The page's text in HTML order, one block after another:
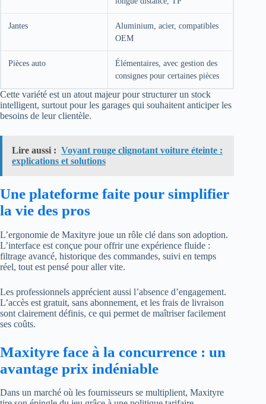
Jantes
Aluminium, acier, compatibles
OEM
Pièces auto
Élémentaires, avec gestion des
consignes pour certaines pièces
Cette variété est un atout majeur pour structurer un stock
intelligent, surtout pour les garages qui souhaitent anticiper les
besoins de leur clientèle.
Lire aussi : Voyant rouge clignotant voiture éteinte :
explications et solutions
Une plateforme faite pour simplifier
la vie des pros
L’ergonomie de Maxityre joue un rôle clé dans son adoption.
L’interface est conçue pour offrir une expérience fluide :
filtrage avancé, historique des commandes, suivi en temps
réel, tout est pensé pour aller vite.
Les professionnels apprécient aussi l’absence d’engagement.
L’accès est gratuit, sans abonnement, et les frais de livraison
sont clairement définis, ce qui permet de maîtriser facilement
ses coûts.
Maxityre face à la concurrence : un
avantage prix indéniable
Dans un marché où les fournisseurs se multiplient, Maxityre